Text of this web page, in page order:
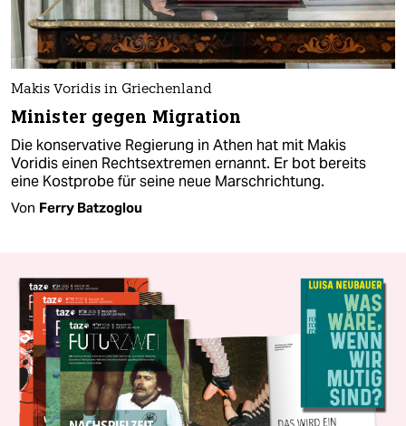
Makis Voridis in Griechenland
Minister gegen Migration
Die konservative Regierung in Athen hat mit Makis
Voridis einen Rechtsextremen ernannt. Er bot bereits
eine Kostprobe für seine neue Marschrichtung.
Von Ferry Batzoglou